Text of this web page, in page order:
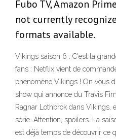
Fubo TV, Amazon
not currently
formats available.
Vikings saison 6 : C'est la
fans : Netflix vient de
phénomène Vikings ! On vous
show qui annonce du Travis
Ragnar Lothbrok dans Vikings,
série. Attention, spoilers. La
est déjà temps de découvrir ce